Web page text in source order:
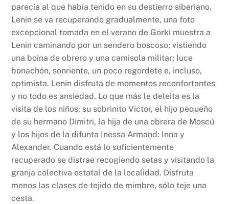
parecía al que había tenido en su destierro siberiano.
Lenin se va recuperando gradualmente, una foto
excepcional tomada en el verano de Gorki muestra a
Lenin caminando por un sendero boscoso; vistiendo
una boina de obrero y una camisola militar; luce
bonachón, sonriente, un poco regordete e, incluso,
optimista. Lenin disfruta de momentos reconfortantes
y no todo es ansiedad. Lo que más le deleita es la
visita de los niños: su sobrinito Victor, el hijo pequeño
de su hermano Dimitri, la hija de una obrera de Moscú
y los hijos de la difunta Inessa Armand: Inna y
Alexander. Cuando está lo suficientemente
recuperado se distrae recogiendo setas y visitando la
granja colectiva estatal de la localidad. Disfruta
menos las clases de tejido de mimbre, sólo teje una
cesta.